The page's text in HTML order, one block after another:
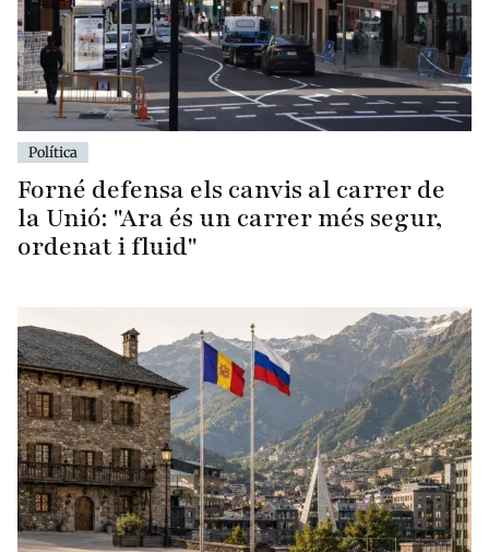
Política
Forné defensa els canvis al carrer de
la Unió: "Ara és un carrer més segur,
ordenat i fluid"